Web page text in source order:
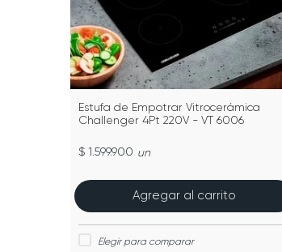
Estufa de Empotrar Vitrocerámica
Challenger 4Pt 220V - VT 6006
$ 1.599.900 un
Agregar al carrito